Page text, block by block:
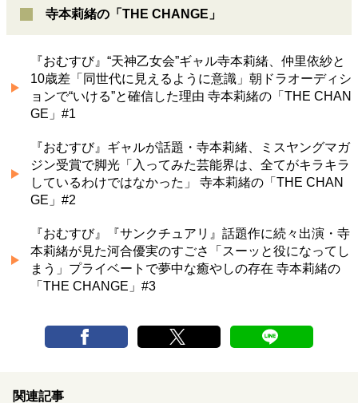
寺本莉緒の「THE CHANGE」
『おむすび』“天神乙女会”ギャル寺本莉緒、仲里依紗と
10歳差「同世代に見えるように意識」朝ドラオーディシ
ョンで“いける”と確信した理由 寺本莉緒の「THE CHAN
GE」#1
『おむすび』ギャルが話題・寺本莉緒、ミスヤングマガ
ジン受賞で脚光「入ってみた芸能界は、全てがキラキラ
しているわけではなかった」 寺本莉緒の「THE CHAN
GE」#2
『おむすび』『サンクチュアリ』話題作に続々出演・寺
本莉緒が見た河合優実のすごさ「スーッと役になってし
まう」プライベートで夢中な癒やしの存在 寺本莉緒の
「THE CHANGE」#3
関連記事